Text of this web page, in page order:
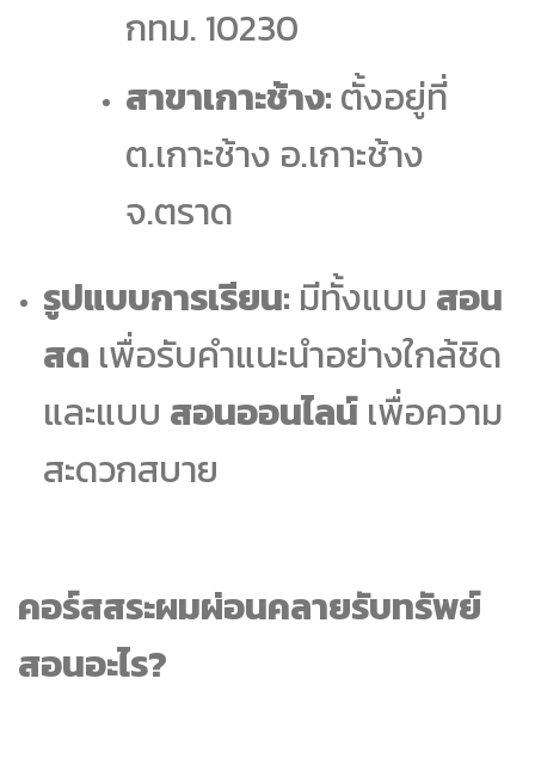
กทม. 10230
สาขาเกาะช้าง: ตั้งอยู่ที่
ต.เกาะช้าง อ.เกาะช้าง
จ.ตราด
รูปแบบการเรียน: มีทั้งแบบ สอน
สด เพื่อรับคำแนะนำอย่างใกล้ชิด
และแบบ สอนออนไลน์เพื่อความ
สะดวกสบาย
คอร์สสระผมผ่อนคลายรับทรัพย์
สอนอะไร?